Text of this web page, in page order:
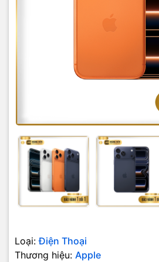
Loại: Điện Thoại
Thương hiệu: Apple